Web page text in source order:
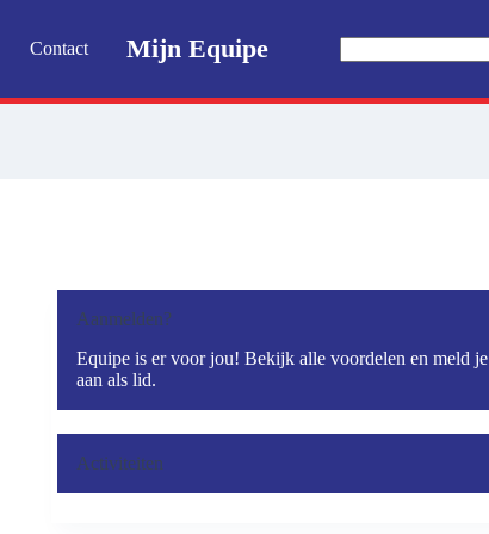
Contact Mijn Equipe
Aanmelden?
Equipe is er voor jou! Bekijk alle voordelen en meld je
aan als lid.
Activiteiten